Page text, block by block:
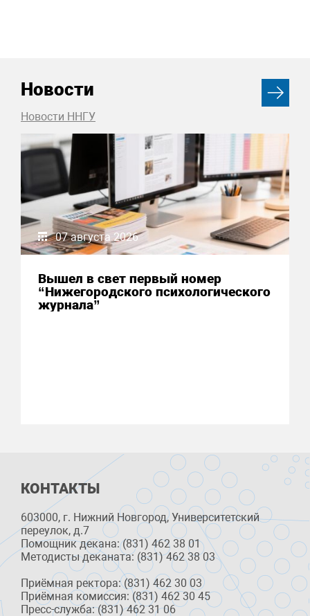
Новости
Новости ННГУ
07 августа 2026
Вышел в свет первый номер
“Нижегородского психологического
журнала”
КОНТАКТЫ
603000, г. Нижний Новгород, Университетский
переулок, д.7
Помощник декана: (831) 462 38 01
Методисты деканата: (831) 462 38 03
Приёмная ректора: (831) 462 30 03
Приёмная комиссия: (831) 462 30 45
Пресс-служба: (831) 462 31 06